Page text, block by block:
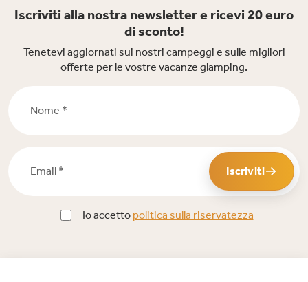
Iscriviti alla nostra newsletter e ricevi 20 euro
di sconto!
Tenetevi aggiornati sui nostri campeggi e sulle migliori
offerte per le vostre vacanze glamping.
Iscriviti
Io accetto politica sulla riservatezza